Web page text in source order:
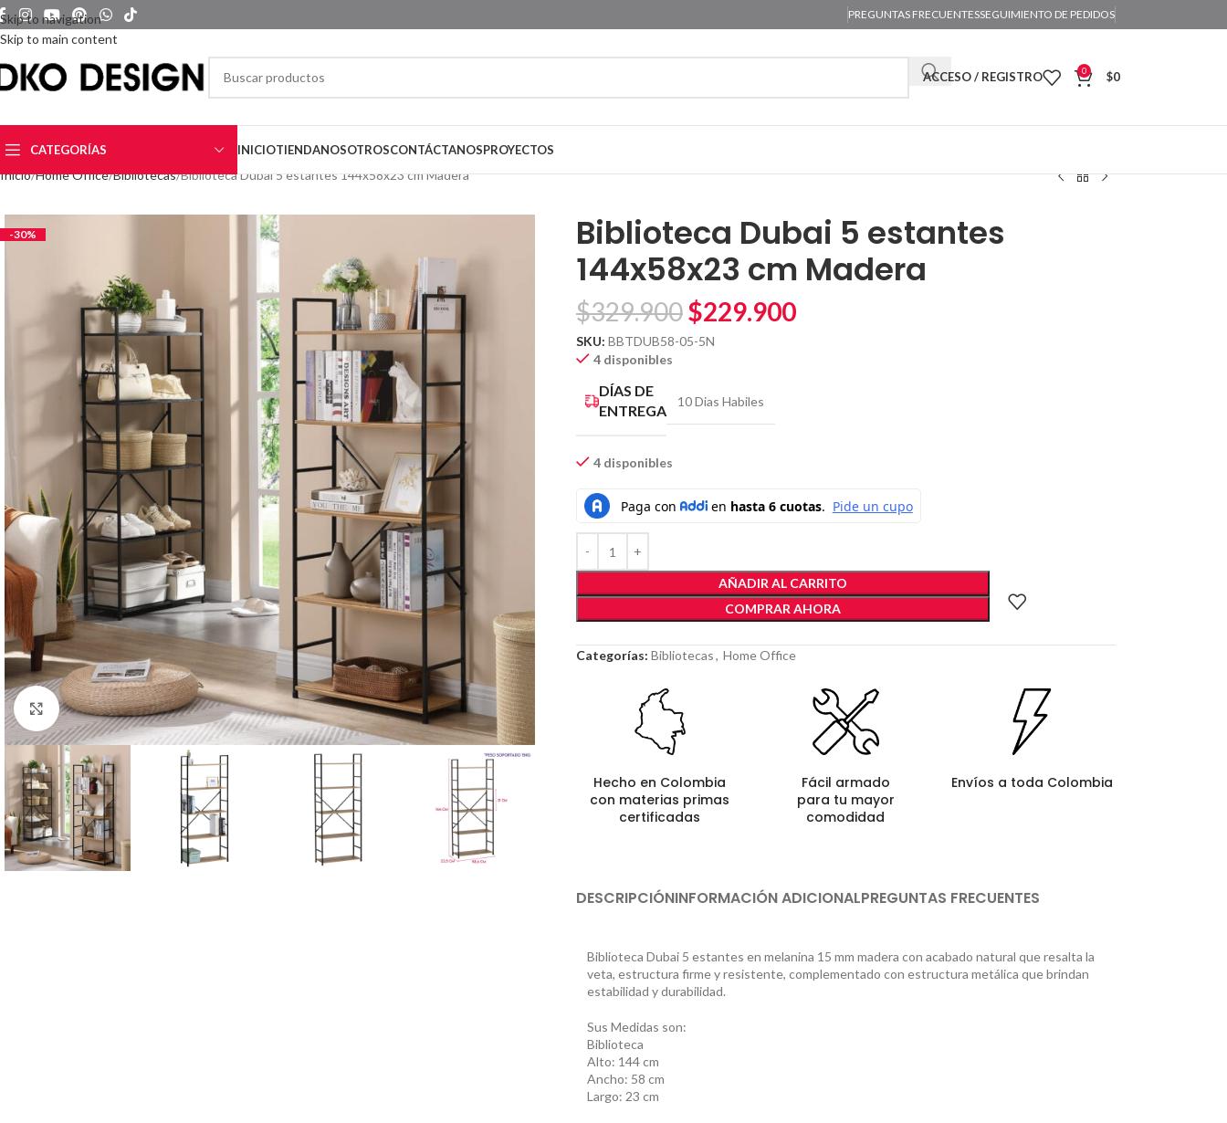
Skip to navigation
Skip to main content
PREGUNTAS FRECUENTESSEGUIMIENTO DE PEDIDOS
ACCESO / REGISTRO 0 $0
CATEGORÍAS INICIOTIENDANOSOTROSCONTÁCTANOSPROYECTOS
Inicio Home Office Bibliotecas Biblioteca Dubai 5 estantes 144x58x23 cm Madera
-30%
Clic para ampliar
Biblioteca Dubai 5 estantes
144x58x23 cm Madera
$329.900$229.900
SKU: BBTDUB58-05-5N
4 disponibles
DÍAS DE
ENTREGA
10 Dias Habiles
4 disponibles
AÑADIR AL CARRITO
COMPRAR AHORA
Categorías: Bibliotecas, Home Office
Hecho en Colombia
con materias primas
certificadas
Fácil armado
para tu mayor
comodidad
Envíos a toda Colombia
DESCRIPCIÓNINFORMACIÓN ADICIONALPREGUNTAS FRECUENTES
Biblioteca Dubai 5 estantes en melanina 15 mm madera con acabado natural que resalta la
veta, estructura firme y resistente, complementado con estructura metálica que brindan
estabilidad y durabilidad.
Sus Medidas son:
Biblioteca
Alto: 144 cm
Ancho: 58 cm
Largo: 23 cm